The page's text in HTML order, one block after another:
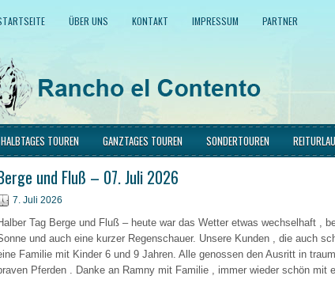
ÜBER UNS KONTAKT IMPRESSUM PARTNER
HALBTAGES TOUREN GANZTAGES TOUREN SONDERTOUREN
und Fluß – 07. Juli 2026
7. Juli 2026
Tag Berge und Fluß – heute war das Wetter etwas wechselhaft ,
und auch eine kurzer Regenschauer. Unsere Kunden , die auch
Familie mit Kinder 6 und 9 Jahren. Alle genossen den Ausritt in
Pferden . Danke an Ramny mit Familie , immer wieder schön mit